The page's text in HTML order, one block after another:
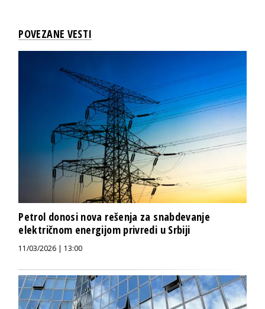
POVEZANE VESTI
Petrol donosi nova rešenja za snabdevanje
električnom energijom privredi u Srbiji
11/03/2026 | 13:00